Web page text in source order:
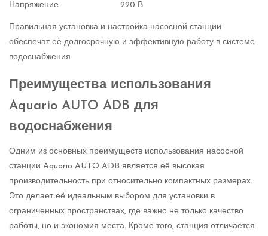
Напряжение
220 В
Правильная установка и настройка насосной станции
обеспечат её долгосрочную и эффективную работу в системе
водоснабжения.
Преимущества использования
Aquario AUTO ADB для
водоснабжения
Одним из основных преимуществ использования насосной
станции Aquario AUTO ADB является её высокая
производительность при относительно компактных размерах.
Это делает её идеальным выбором для установки в
ограниченных пространствах, где важно не только качество
работы, но и экономия места. Кроме того, станция отличается